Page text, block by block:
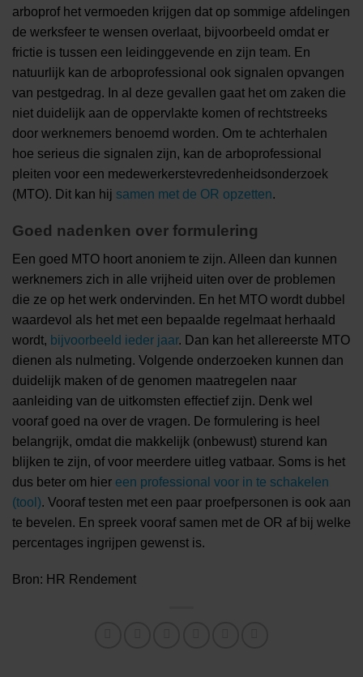
arboprof het vermoeden krijgen dat op sommige afdelingen
de werksfeer te wensen overlaat, bijvoorbeeld omdat er
frictie is tussen een leidinggevende en zijn team. En
natuurlijk kan de arboprofessional ook signalen opvangen
van pestgedrag. In al deze gevallen gaat het om zaken die
niet duidelijk aan de oppervlakte komen of rechtstreeks
door werknemers benoemd worden. Om te achterhalen
hoe serieus die signalen zijn, kan de arboprofessional
pleiten voor een medewerkerstevredenheidsonderzoek
(MTO). Dit kan hij samen met de OR opzetten.
Goed nadenken over formulering
Een goed MTO hoort anoniem te zijn. Alleen dan kunnen
werknemers zich in alle vrijheid uiten over de problemen
die ze op het werk ondervinden. En het MTO wordt dubbel
waardevol als het met een bepaalde regelmaat herhaald
wordt, bijvoorbeeld ieder jaar. Dan kan het allereerste MTO
dienen als nulmeting. Volgende onderzoeken kunnen dan
duidelijk maken of de genomen maatregelen naar
aanleiding van de uitkomsten effectief zijn. Denk wel
vooraf goed na over de vragen. De formulering is heel
belangrijk, omdat die makkelijk (onbewust) sturend kan
blijken te zijn, of voor meerdere uitleg vatbaar. Soms is het
dus beter om hier een professional voor in te schakelen
(tool). Vooraf testen met een paar proefpersonen is ook aan
te bevelen. En spreek vooraf samen met de OR af bij welke
percentages ingrijpen gewenst is.
Bron: HR Rendement